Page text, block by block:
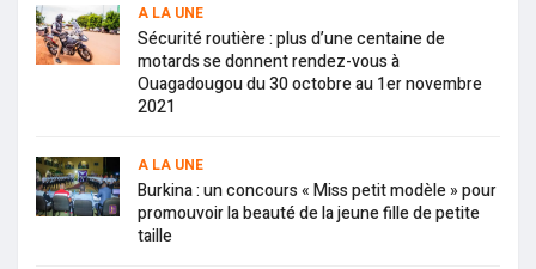
A LA UNE
Sécurité routière : plus d’une centaine de
motards se donnent rendez-vous à
Ouagadougou du 30 octobre au 1er novembre
2021
A LA UNE
Burkina : un concours « Miss petit modèle » pour
promouvoir la beauté de la jeune fille de petite
taille